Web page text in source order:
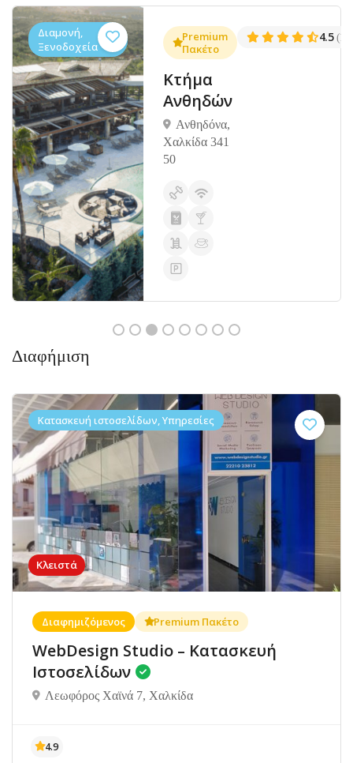
(1381)
Διαμονή,
Ξενοδοχεία
Premium
Πακέτο
Κτήμα
Ανθηδών
Ανθηδόνα,
Χαλκίδα 341
50
4.5
Διαφήμιση
Κλειστά
Κατασκευή ιστοσελίδων, Υπηρεσίες
Διαφημιζόμενος Premium Πακέτο
WebDesign Studio – Κατασκευή
Ιστοσελίδων
Λεωφόρος Χαϊνά 7, Χαλκίδα